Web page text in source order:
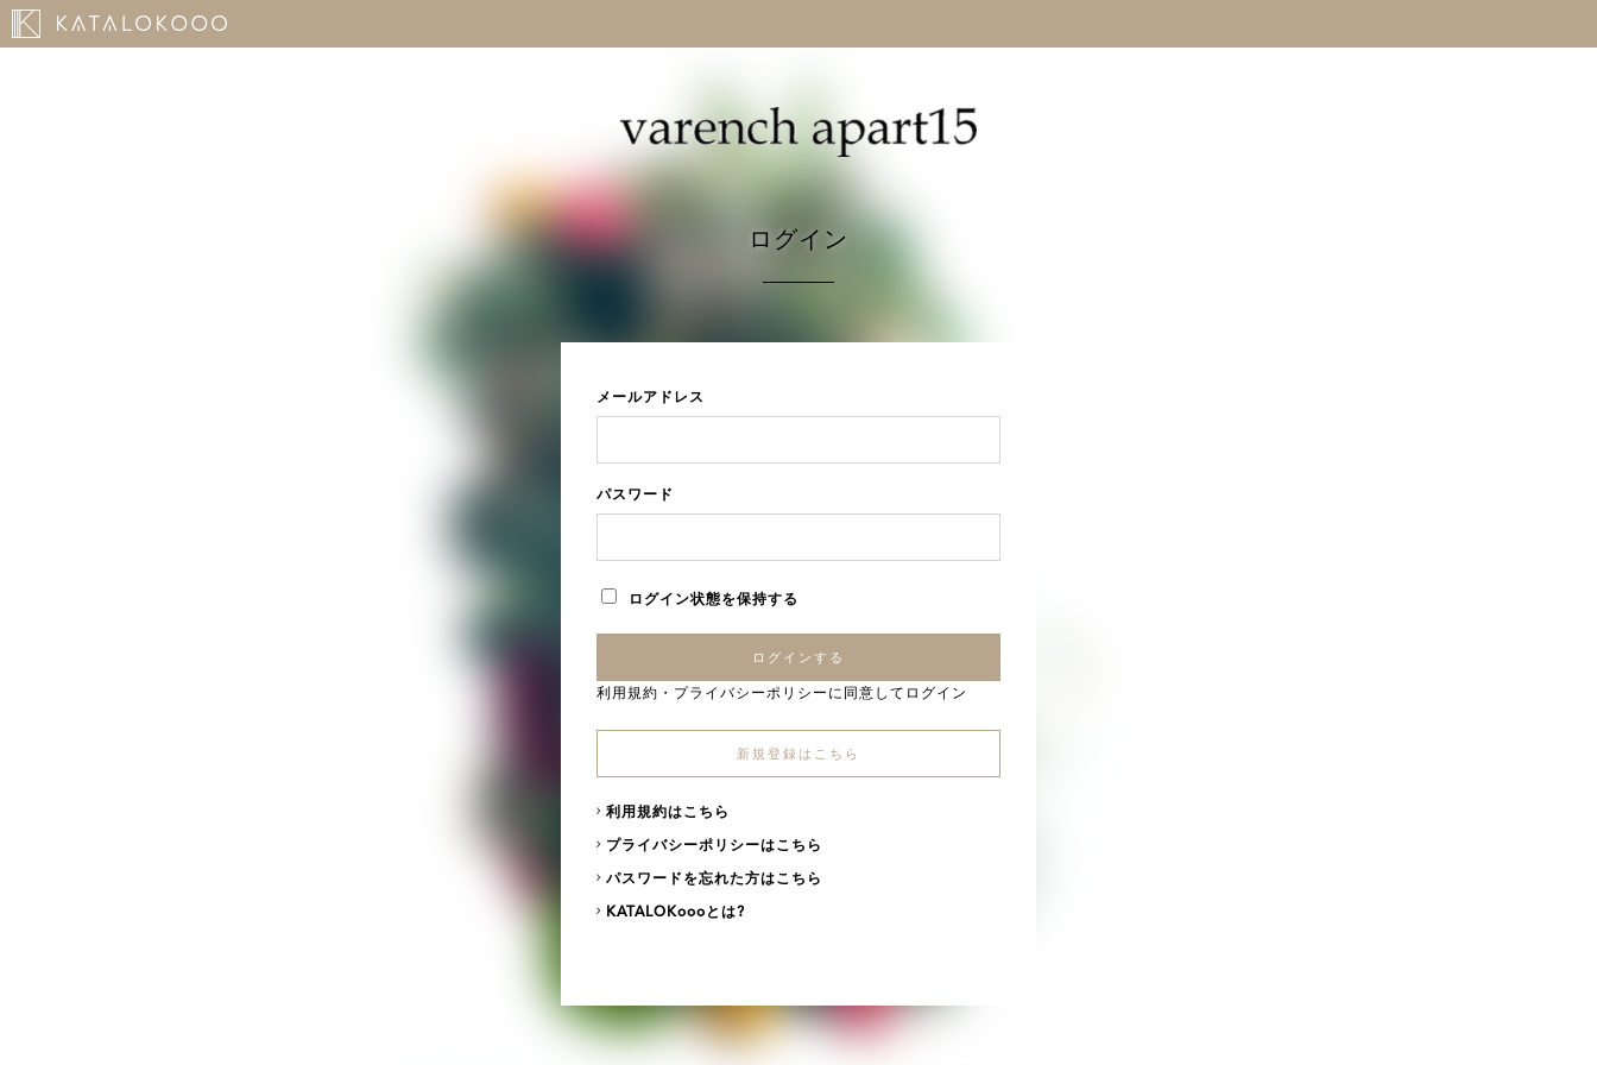
ログイン
メールアドレス
パスワード
ログイン状態を保持する
ログインする
利用規約 ・ プライバシーポリシー に同意してログイン
新規登録はこちら
利用規約はこちら
プライバシーポリシーはこちら
パスワードを忘れた方はこちら
KATALOKoooとは?